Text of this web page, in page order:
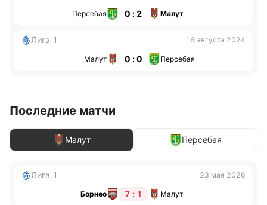
Персебая 0 : 2 Малут
Лига 1 16 августа 2024
Малут 0 : 0 Персебая
Последние матчи
Малут Персебая
Лига 1 23 мая 2026
Борнео 7 : 1 Малут